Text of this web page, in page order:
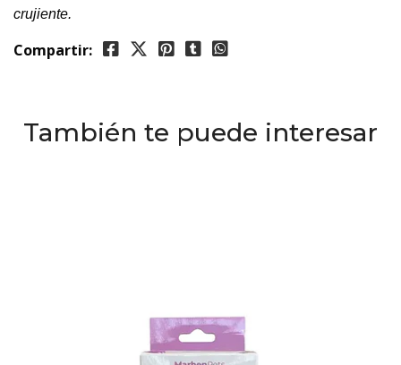
crujiente.
Compartir:
También te puede interesar